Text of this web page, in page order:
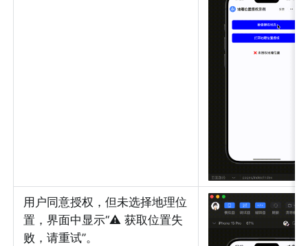
用户同意授权，但未选择地理位
置，界面中显示“⚠️ 获取位置失
败，请重试”。